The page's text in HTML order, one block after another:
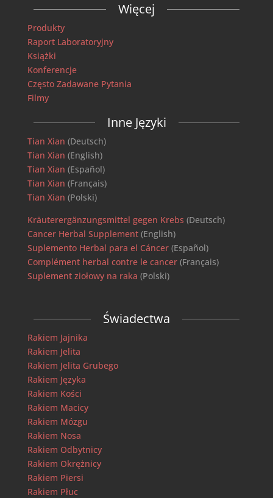
Więcej
Produkty
Raport Laboratoryjny
Książki
Konferencje
Często Zadawane Pytania
Filmy
Inne Języki
Tian Xian (Deutsch)
Tian Xian (English)
Tian Xian (Español)
Tian Xian (Français)
Tian Xian (Polski)
Kräuterergänzungsmittel gegen Krebs (Deutsch)
Cancer Herbal Supplement(English)
Suplemento Herbal para el Cáncer(Español)
Complément herbal contre le cancer(Français)
Suplement ziołowy na raka (Polski)
Świadectwa
Rakiem Jajnika
Rakiem Jelita
Rakiem Jelita Grubego
Rakiem Języka
Rakiem Kości
Rakiem Macicy
Rakiem Mózgu
Rakiem Nosa
Rakiem Odbytnicy
Rakiem Okrężnicy
Rakiem Piersi
Rakiem Płuc